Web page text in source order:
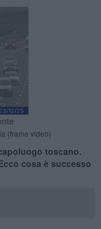
(frame video)
toscano.
cosa è successo